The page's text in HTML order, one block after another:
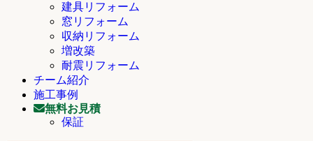
建具リフォーム
窓リフォーム
収納リフォーム
増改築
耐震リフォーム
チーム紹介
施工事例
無料お見積
保証